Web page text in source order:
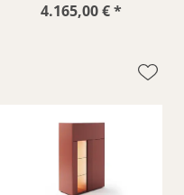
4.165,00 € *